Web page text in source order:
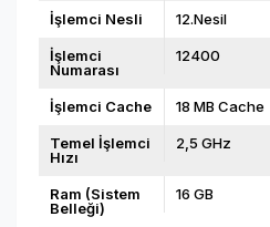
İşlemci Nesli 12.Nesil
İşlemci
Numarası
12400
İşlemci Cache 18 MB Cache
Temel İşlemci
Hızı
2,5 GHz
Ram (Sistem
Belleği)
16 GB